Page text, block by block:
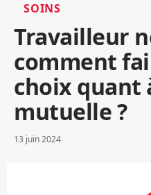
SOINS
Travailleur
comment
choix quant
mutuelle ?
13 juin 2024